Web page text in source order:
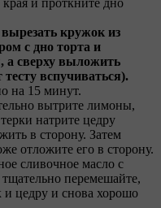
и проткните дно
кружок из
с дно торта и
а сверху выложить
вспучиваться).
на 15 минут.
вытрите лимоны,
натрите цедру
в сторону. Затем
отложите его в сторону.
сливочное масло с
перемешайте,
и цедру и снова хорошо